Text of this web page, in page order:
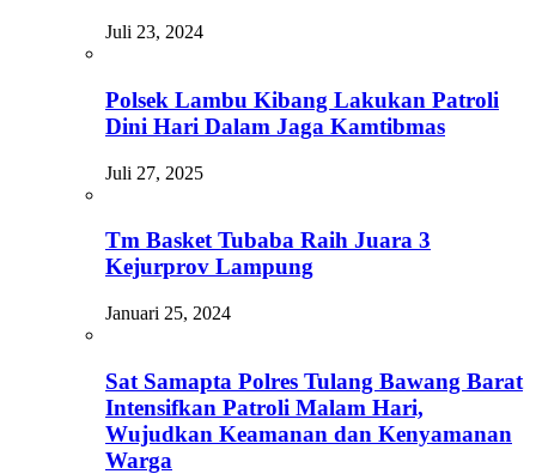
Juli 23, 2024
Polsek Lambu Kibang Lakukan Patroli
Dini Hari Dalam Jaga Kamtibmas
Juli 27, 2025
Tm Basket Tubaba Raih Juara 3
Kejurprov Lampung
Januari 25, 2024
Sat Samapta Polres Tulang Bawang Barat
Intensifkan Patroli Malam Hari,
Wujudkan Keamanan dan Kenyamanan
Warga